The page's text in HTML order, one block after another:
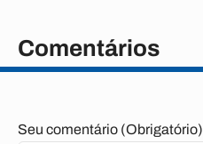
Comentários
Seu comentário (Obrigatório)